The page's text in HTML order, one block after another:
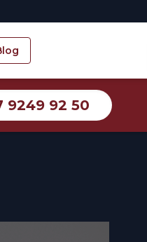
9249 92 50